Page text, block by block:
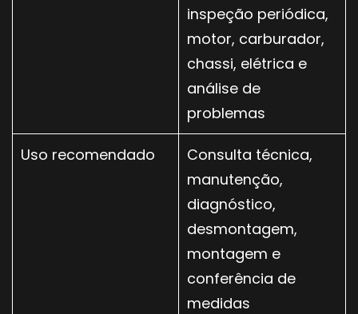
inspeção periódica,
motor, carburador,
chassi, elétrica e
análise de
problemas
Uso recomendado
Consulta técnica,
manutenção,
diagnóstico,
desmontagem,
montagem e
conferência de
medidas